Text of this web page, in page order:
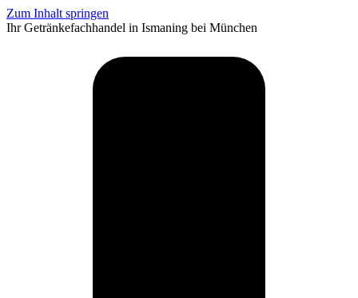
Zum Inhalt springen
Ihr Getränkefachhandel in Ismaning bei München